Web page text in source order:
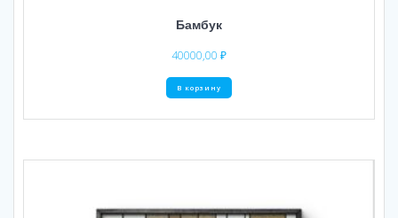
Бамбук
40000,00 ₽
В корзину